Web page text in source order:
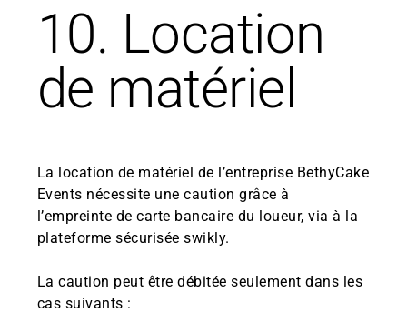
10. Location
de matériel
La location de matériel de l’entreprise BethyCake
Events nécessite une caution grâce à
l’empreinte de carte bancaire du loueur, via à la
plateforme sécurisée swikly.
La caution peut être débitée seulement dans les
cas suivants :